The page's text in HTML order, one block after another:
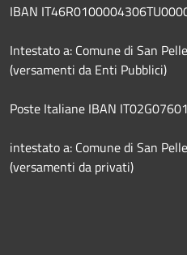
IBAN
Intestato a: Comune di San
(versamenti da Enti Pubblici)
Poste Italiane IBAN
intestato a: Comune di San
(versamenti da privati)